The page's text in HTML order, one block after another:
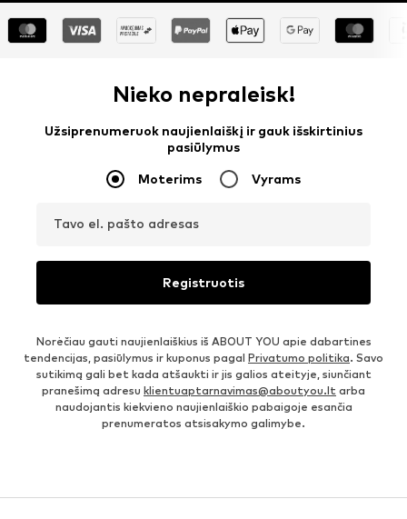
Nieko nepraleisk!
Užsiprenumeruok naujienlaiškį ir gauk išskirtinius
pasiūlymus
Moterims Vyrams
Tavo el. pašto adresas
Registruotis
Norėčiau gauti naujienlaiškius iš ABOUT YOU apie dabartines
tendencijas, pasiūlymus ir kuponus pagal Privatumo politika. Savo
sutikimą gali bet kada atšaukti ir jis galios ateityje, siunčiant
pranešimą adresu klientuaptarnavimas@aboutyou.lt arba
naudojantis kiekvieno naujienlaiškio pabaigoje esančia
prenumeratos atsisakymo galimybe.